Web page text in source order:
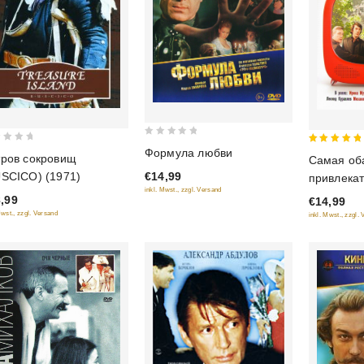
сокровищ
(1971)
zzgl. Versand
out
of
5
Формула любви
€14,99
inkl. Mwst., zzgl. Versand
Самая
€14,99
inkl. Mwst., zzgl.